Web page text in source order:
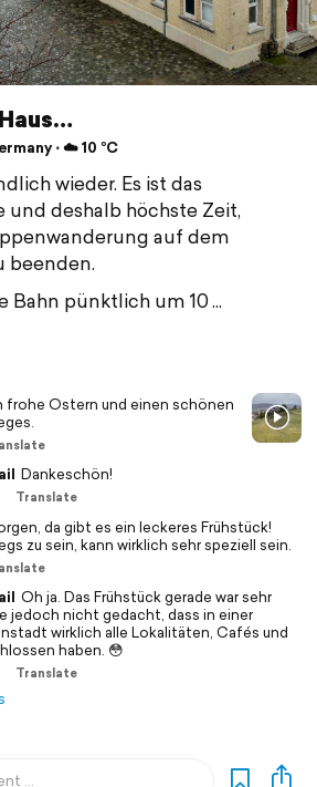
⋅ ☁️ 10 °C
wieder. Es ist das
und deshalb höchste Zeit,
auf dem
beenden.
Bahn pünktlich um 10
frohe Ostern und einen schönen
Dankeschön!
Translate
da gibt es ein leckeres Frühstück!
zu sein, kann wirklich sehr speziell sein.
Oh ja. Das Frühstück gerade war sehr
jedoch nicht gedacht, dass in einer
wirklich alle Lokalitäten, Cafés und
haben. 😳
Translate